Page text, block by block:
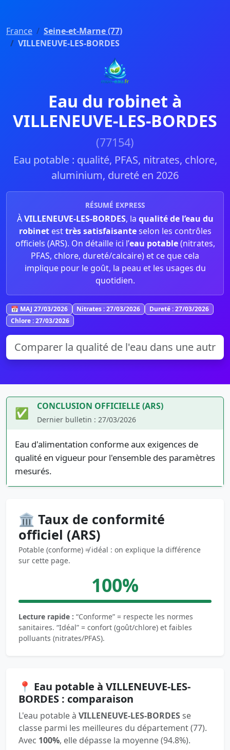
France
Seine-et-Marne (77)
VILLENEUVE-LES-BORDES
Eau du robinet à
VILLENEUVE-LES-BORDES
(77154)
Eau potable : qualité, PFAS, nitrates, chlore,
aluminium, dureté en 2026
RÉSUMÉ EXPRESS
ÀVILLENEUVE-LES-BORDES, la qualité de l’eau du
robinetesttrès satisfaisanteselon les contrôles
officiels (ARS). On détaille ici l’eau potable(nitrates,
PFAS, chlore, dureté/calcaire) et ce que cela
implique pour le goût, la peau et les usages du
quotidien.
📅 MAJ 27/03/2026 Nitrates : 27/03/2026
Dureté : 27/03/2026
Chlore : 27/03/2026
✅ CONCLUSION OFFICIELLE (ARS)
Dernier bulletin : 27/03/2026
Eau d'alimentation conforme aux exigences de
qualité en vigueur pour l'ensemble des paramètres
mesurés.
🏛️ Taux de conformité
officiel (ARS)
Potable (conforme) ≠ idéal : on explique la différence
sur cette page.
100%
Lecture rapide : “Conforme” = respecte les normes
sanitaires. “Idéal” = confort (goût/chlore) et faibles
polluants (nitrates/PFAS).
📍 Eau potable à VILLENEUVE-LES-
BORDES : comparaison
L'eau potable à VILLENEUVE-LES-BORDESse
classe parmi les meilleures du département (77).
Avec 100%, elle dépasse la moyenne (94.8%).